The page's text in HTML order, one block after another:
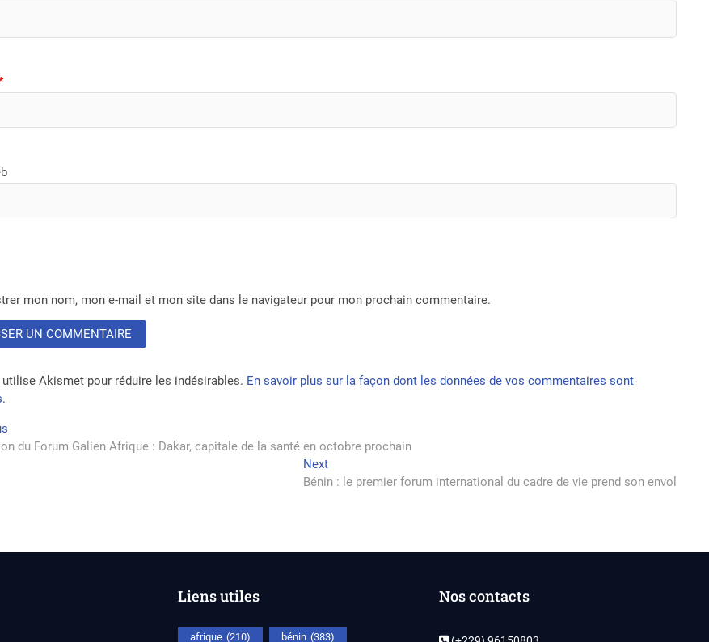
mon nom, mon e-mail et mon site dans le navigateur pour mon prochain commentaire.
utilise Akismet pour réduire les indésirables. En savoir plus sur la façon dont les données de vos commentaires sont
.
post:
du Forum Galien Afrique : Dakar, capitale de la santé en octobre prochain
NextNext
post:
Bénin : le premier forum international du cadre de vie prend son envol
Liens utiles
afrique (210) bénin (383)
Nos contacts